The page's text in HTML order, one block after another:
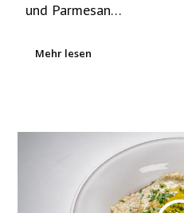
und Parmesan…
Mehr lesen